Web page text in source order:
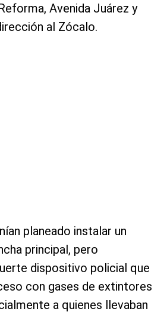
Avenida Juárez y
al Zócalo.
planeado instalar un
principal, pero
dispositivo policial que
con gases de extintores
a quienes llevaban